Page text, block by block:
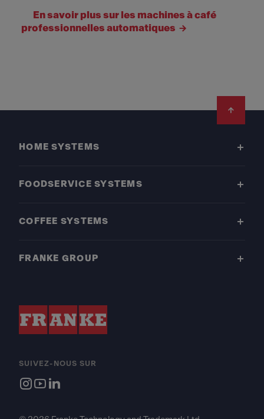
En savoir plus sur les machines à café
professionnelles automatiques
HOME SYSTEMS
FOODSERVICE SYSTEMS
COFFEE SYSTEMS
FRANKE GROUP
SUIVEZ-NOUS SUR